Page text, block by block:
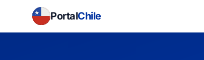
PortalChile